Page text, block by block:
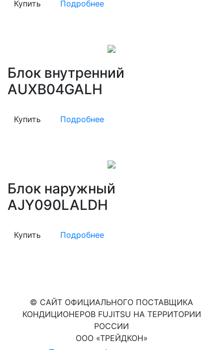
Купить Подробнее
Блок внутренний
AUXB04GALH
Купить Подробнее
Блок наружный
AJY090LALDH
Купить Подробнее
© САЙТ ОФИЦИАЛЬНОГО ПОСТАВЩИКА
КОНДИЦИОНЕРОВ FUJITSU НА ТЕРРИТОРИИ
РОССИИ
ООО «ТРЕЙДКОН»